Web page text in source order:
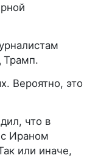
Трамп.
Вероятно, это
что в
Ираном
или иначе,